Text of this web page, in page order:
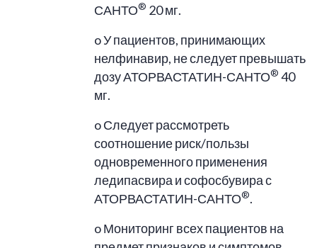
САНТО® 20 мг.
o У пациентов, принимающих
нелфинавир, не следует превышать
дозу АТОРВАСТАТИН-САНТО® 40
мг.
o Следует рассмотреть
соотношение риск/пользы
одновременного применения
ледипасвира и софосбувира с
АТОРВАСТАТИН-САНТО®.
o Мониторинг всех пациентов на